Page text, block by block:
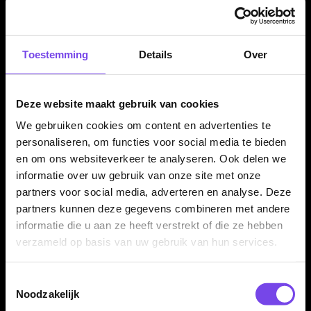
Toestemming Details Over
Deze website maakt gebruik van cookies
We gebruiken cookies om content en advertenties te
personaliseren, om functies voor social media te bieden
en om ons websiteverkeer te analyseren. Ook delen we
informatie over uw gebruik van onze site met onze
partners voor social media, adverteren en analyse. Deze
partners kunnen deze gegevens combineren met andere
informatie die u aan ze heeft verstrekt of die ze hebben
verzameld op basis van uw gebruik van hun services.
Noodzakelijk
✓ Front loaded balans voor een directe worp
✓ Ronde gladde neus voor een soepele afgifte
✓ Verkrijgbaar in 24 en 26 gram
✓ Compleet geleverd met Red Dragon shafts en Red
Dragon flights
Dartpijl Materiaal:90% Tungsten
Dartpijl Gewicht:24-26 Gram
Dartpijl Kleur: